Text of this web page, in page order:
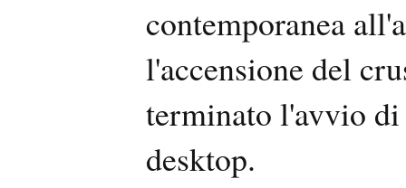
contemporanea
l'accensione del
terminato l'avvio
desktop.